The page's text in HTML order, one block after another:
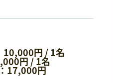
円 / 1名
円 / 1名
17,000円